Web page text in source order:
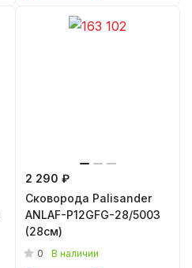
2 290 ₽
Сковорода Palisander
ANLAF-P12GFG-28/5003
(28см)
0 В наличии